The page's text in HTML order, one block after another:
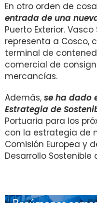
En otro orden de
entrada de una
Puerto Exterior.
representa a Cosco,
terminal de
comercial de
mercancías.
Además, se ha dado
Estrategia de
Portuaria para los
con la estrategia de
Comisión Europea y
Desarrollo Sostenible